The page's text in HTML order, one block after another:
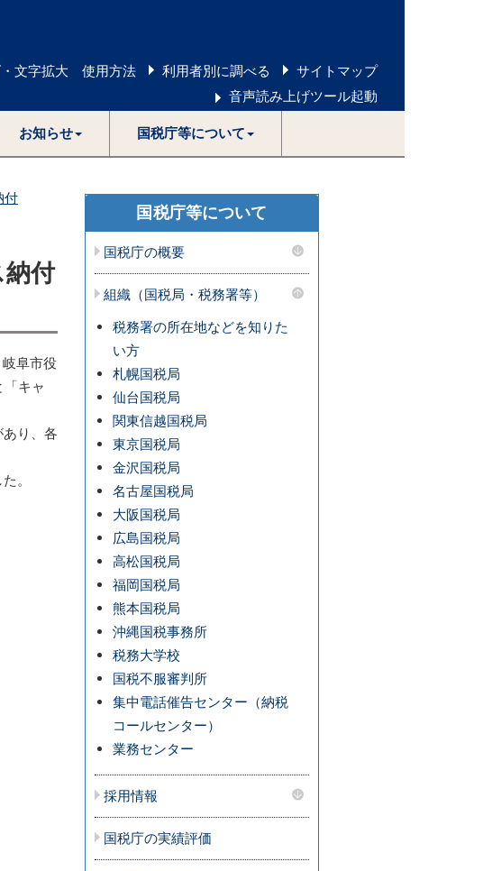
文字拡大 使用方法 利用者別に調べる
サイトマップ
音声読み上げツール起動
お知らせ 国税庁等について
付
付
阜市役
キャ
り、各
。
国税庁等について
国税庁の概要
組織（国税局・税務署等）
税務署の所在地などを知りた
い方
札幌国税局
仙台国税局
関東信越国税局
東京国税局
金沢国税局
名古屋国税局
大阪国税局
広島国税局
高松国税局
福岡国税局
熊本国税局
沖縄国税事務所
税務大学校
国税不服審判所
集中電話催告センター（納税
コールセンター）
業務センター
採用情報
国税庁の実績評価